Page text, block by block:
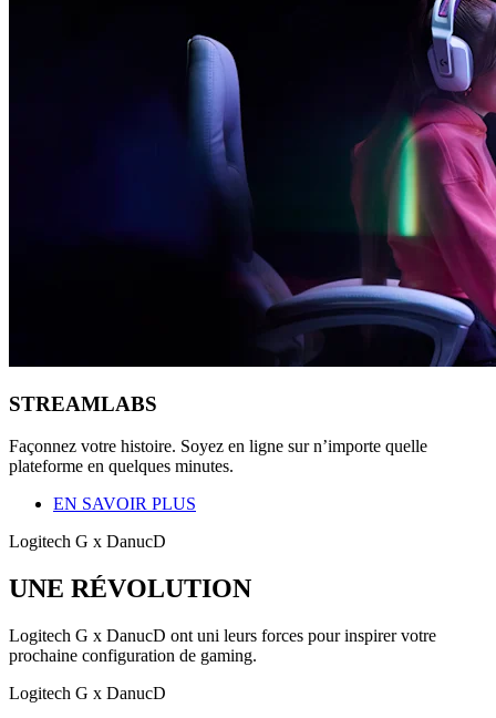
STREAMLABS
Façonnez votre histoire. Soyez en ligne sur n’importe quelle
plateforme en quelques minutes.
EN SAVOIR PLUS
Logitech G x DanucD
UNE RÉVOLUTION
Logitech G x DanucD ont uni leurs forces pour inspirer votre
prochaine configuration de gaming.
Logitech G x DanucD